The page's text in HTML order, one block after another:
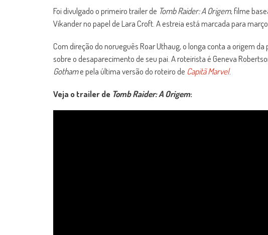
Foi divulgado o primeiro trailer de Tomb Raider: A Origem, filme
Vikander no papel de Lara Croft. A estreia está marcada para março
Com direção do norueguês Roar Uthaug, o longa conta a origem
sobre o desaparecimento de seu pai. A roteirista é Geneva
Gothame pela última versão do roteiro de Capitã Marvel.
Veja o trailer de Tomb Raider: A Origem: